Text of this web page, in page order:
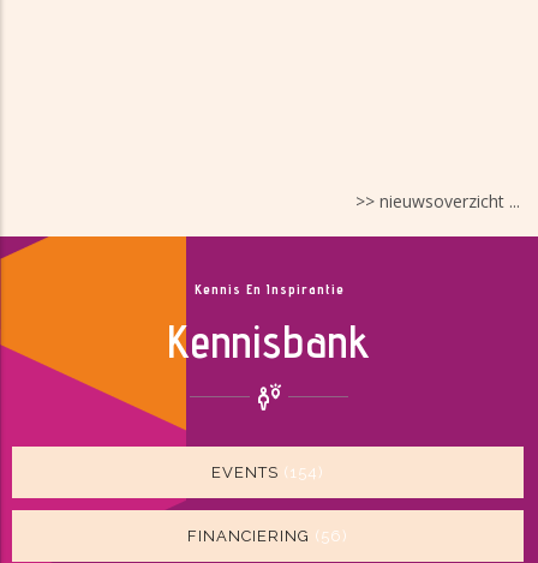
>> nieuwsoverzicht ...
Kennis En Inspirantie
Kennisbank
EVENTS (154)
FINANCIERING (56)